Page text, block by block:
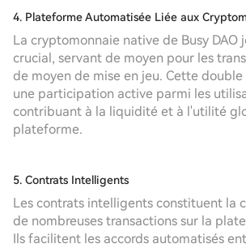
4. Plateforme Automatisée Liée aux
La cryptomonnaie native de Busy DAO
crucial, servant de moyen pour les
de moyen de mise en jeu. Cette
une participation active parmi les
contribuant à la liquidité et à l'utilité
plateforme.
5. Contrats Intelligents
Les contrats intelligents constituent la
de nombreuses transactions sur la
Ils facilitent les accords automatisés